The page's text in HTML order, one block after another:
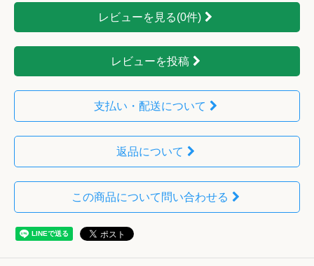
レビューを見る(0件)
レビューを投稿
支払い・配送について
返品について
この商品について問い合わせる